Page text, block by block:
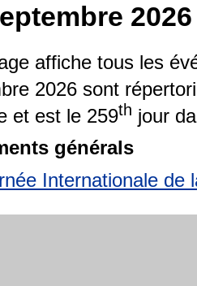
2026
affiche tous les
2026 sont
et est le 259th jour
générals
Internationale de